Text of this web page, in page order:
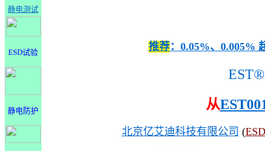
静电测试
ESD试验
静电防护
推荐：0.05%、0.005%
EST®
从
北京亿艾迪科技有限公司 (